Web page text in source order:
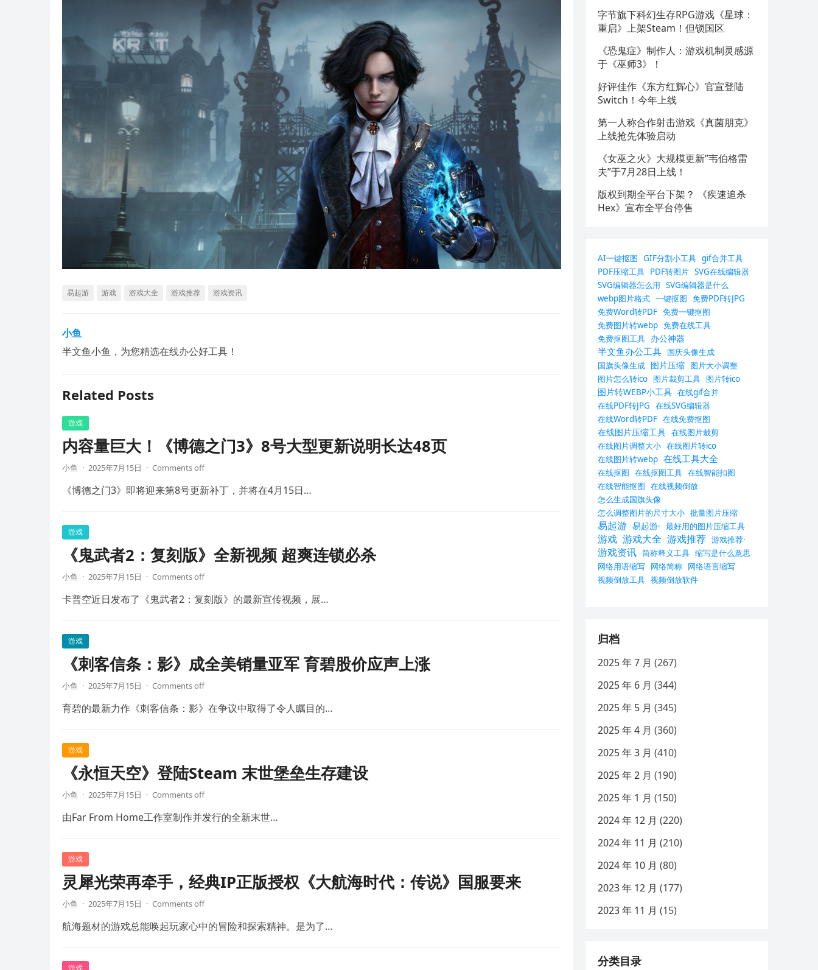
易起游 游戏 游戏大全 游戏推荐 游戏资讯
小鱼
半文鱼小鱼，为您精选在线办公好工具！
Related Posts
游戏
内容量巨大！《博德之门3》8号大型更新说明长达48页
小鱼 · 2025年7月15日 · Comments off
《博德之门3》即将迎来第8号更新补丁，并将在4月15日…
游戏
《鬼武者2：复刻版》全新视频 超爽连锁必杀
小鱼 · 2025年7月15日 · Comments off
卡普空近日发布了《鬼武者2：复刻版》的最新宣传视频，展…
游戏
《刺客信条：影》成全美销量亚军 育碧股价应声上涨
小鱼 · 2025年7月15日 · Comments off
育碧的最新力作《刺客信条：影》在争议中取得了令人瞩目的…
游戏
《永恒天空》登陆Steam 末世堡垒生存建设
小鱼 · 2025年7月15日 · Comments off
由Far From Home工作室制作并发行的全新末世…
游戏
灵犀光荣再牵手，经典IP正版授权《大航海时代：传说》国服要来
小鱼 · 2025年7月15日 · Comments off
航海题材的游戏总能唤起玩家心中的冒险和探索精神。是为了…
游戏
字节旗下科幻生存RPG游戏《星球：
重启》上架Steam！但锁国区
《恐鬼症》制作人：游戏机制灵感源
于《巫师3》！
好评佳作《东方红辉心》官宣登陆
Switch！今年上线
第一人称合作射击游戏《真菌朋克》
上线抢先体验启动
《女巫之火》大规模更新”韦伯格雷
夫”于7月28日上线！
版权到期全平台下架？ 《疾速追杀
Hex》宣布全平台停售
AI一键抠图 GIF分割小工具 gif合并工具
PDF压缩工具 PDF转图片 SVG在线编辑器
SVG编辑器怎么用 SVG编辑器是什么
webp图片格式 一键抠图 免费PDF转JPG
免费Word转PDF 免费一键抠图
免费图片转webp 免费在线工具
免费抠图工具 办公神器
半文鱼办公工具 国庆头像生成
国旗头像生成 图片压缩 图片大小调整
图片怎么转ico 图片裁剪工具 图片转ico
图片转WEBP小工具 在线gif合并
在线PDF转JPG 在线SVG编辑器
在线Word转PDF 在线免费抠图
在线图片压缩工具 在线图片裁剪
在线图片调整大小 在线图片转ico
在线图片转webp 在线工具大全
在线抠图 在线抠图工具 在线智能扣图
在线智能抠图 在线视频倒放
怎么生成国旗头像
怎么调整图片的尺寸大小 批量图片压缩
易起游 易起游· 最好用的图片压缩工具
游戏 游戏大全 游戏推荐 游戏推荐·
游戏资讯 简称释义工具 缩写是什么意思
网络用语缩写 网络简称 网络语言缩写
视频倒放工具 视频倒放软件
归档
2025 年 7 月 (267)
2025 年 6 月 (344)
2025 年 5 月 (345)
2025 年 4 月 (360)
2025 年 3 月 (410)
2025 年 2 月 (190)
2025 年 1 月 (150)
2024 年 12 月 (220)
2024 年 11 月 (210)
2024 年 10 月 (80)
2023 年 12 月 (177)
2023 年 11 月 (15)
分类目录